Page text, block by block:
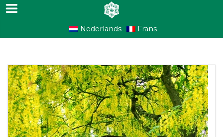
Nederlands Frans